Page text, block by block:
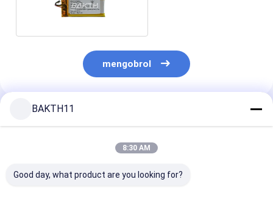
mengobrol
BAKTH11
8:30 AM
Good day, what product are you looking for?